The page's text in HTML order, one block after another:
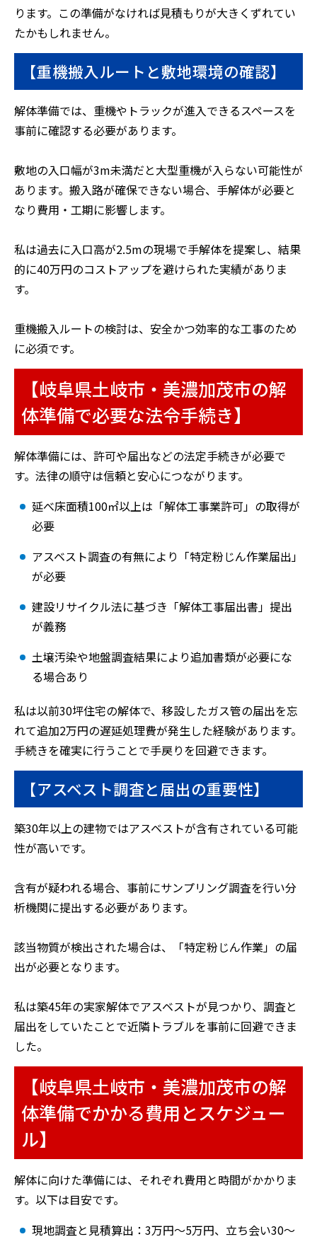
ります。この準備がなければ見積もりが大きくずれてい
たかもしれません。
【重機搬入ルートと敷地環境の確認】
解体準備では、重機やトラックが進入できるスペースを
事前に確認する必要があります。
敷地の入口幅が3m未満だと大型重機が入らない可能性が
あります。搬入路が確保できない場合、手解体が必要と
なり費用・工期に影響します。
私は過去に入口高が2.5mの現場で手解体を提案し、結果
的に40万円のコストアップを避けられた実績がありま
す。
重機搬入ルートの検討は、安全かつ効率的な工事のため
に必須です。
【岐阜県土岐市・美濃加茂市の解
体準備で必要な法令手続き】
解体準備には、許可や届出などの法定手続きが必要で
す。法律の順守は信頼と安心につながります。
延べ床面積100㎡以上は「解体工事業許可」の取得が
必要
アスベスト調査の有無により「特定粉じん作業届出」
が必要
建設リサイクル法に基づき「解体工事届出書」提出
が義務
土壌汚染や地盤調査結果により追加書類が必要にな
る場合あり
私は以前30坪住宅の解体で、移設したガス管の届出を忘
れて追加2万円の遅延処理費が発生した経験があります。
手続きを確実に行うことで手戻りを回避できます。
【アスベスト調査と届出の重要性】
築30年以上の建物ではアスベストが含有されている可能
性が高いです。
含有が疑われる場合、事前にサンプリング調査を行い分
析機関に提出する必要があります。
該当物質が検出された場合は、「特定粉じん作業」の届
出が必要となります。
私は築45年の実家解体でアスベストが見つかり、調査と
届出をしていたことで近隣トラブルを事前に回避できま
した。
【岐阜県土岐市・美濃加茂市の解
体準備でかかる費用とスケジュー
ル】
解体に向けた準備には、それぞれ費用と時間がかかりま
す。以下は目安です。
現地調査と見積算出：3万円〜5万円、立ち会い30～